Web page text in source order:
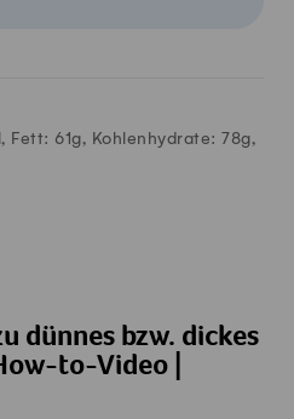
Fett: 61g, Kohlenhydrate: 78g,
dünnes bzw. dickes
to-Video |